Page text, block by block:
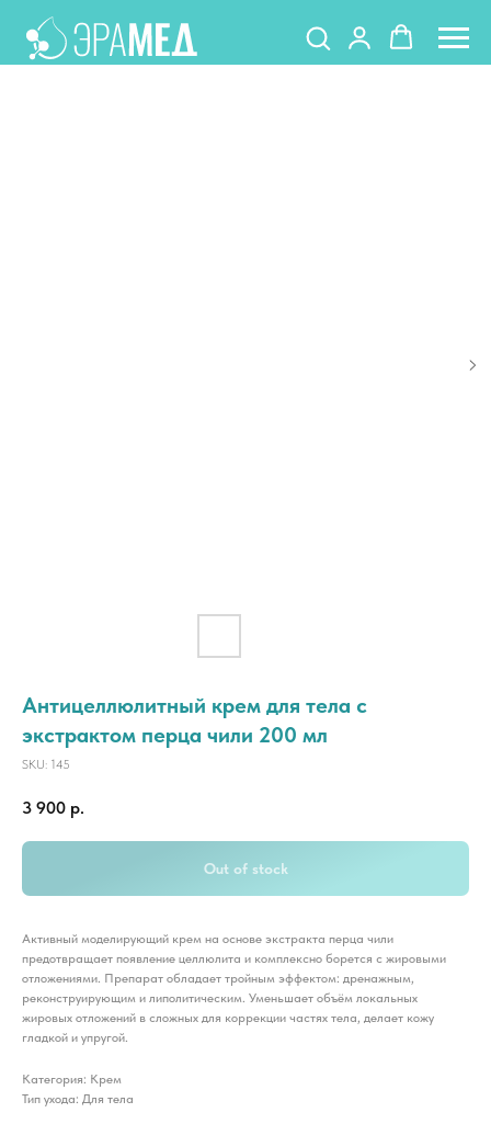
Антицеллюлитный крем для тела с
экстрактом перца чили 200 мл
SKU: 145
3 900 р.
Out of stock
Активный моделирующий крем на основе экстракта перца чили
предотвращает появление целлюлита и комплексно борется с жировыми
отложениями. Препарат обладает тройным эффектом: дренажным,
реконструирующим и липолитическим. Уменьшает объём локальных
жировых отложений в сложных для коррекции частях тела, делает кожу
гладкой и упругой.
Категория: Крем
Тип ухода: Для тела